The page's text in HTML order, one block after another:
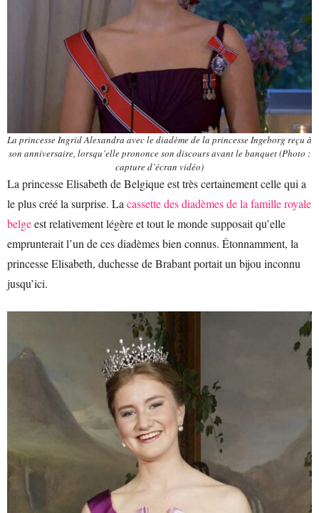
La princesse Ingrid Alexandra avec le diadème de la princesse Ingeborg reçu à
son anniversaire, lorsqu’elle prononce son discours avant le banquet (Photo :
capture d’écran vidéo)
La princesse Elisabeth de Belgique est très certainement celle qui a
le plus créé la surprise. La cassette des diadèmes de la famille royale
belgeest relativement légère et tout le monde supposait qu’elle
emprunterait l’un de ces diadèmes bien connus. Étonnamment, la
princesse Elisabeth, duchesse de Brabant portait un bijou inconnu
jusqu’ici.